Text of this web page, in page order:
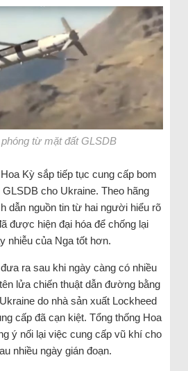
từ mặt đất GLSDB
Kỳ sắp tiếp tục cung cấp bom
cho Ukraine. Theo hãng
dẫn nguồn tin từ hai người hiểu rõ
được hiện đại hóa để chống lại
nhiễu của Nga tốt hơn.
ra sau khi ngày càng có nhiều
lửa chiến thuật dẫn đường bằng
do nhà sản xuất Lockheed
cấp đã cạn kiệt. Tổng thống Hoa
ý nối lại việc cung cấp vũ khí cho
nhiều ngày gián đoạn.